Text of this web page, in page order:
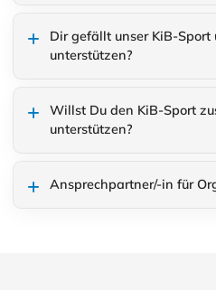
Dir gefällt unser KiB-
unterstützen?
Willst Du den KiB-Sport
unterstützen?
Ansprechpartner/-in für